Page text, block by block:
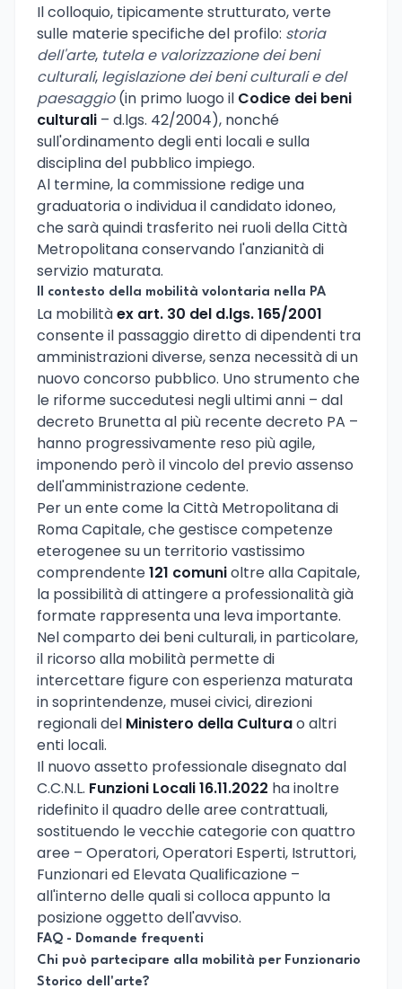
Il colloquio, tipicamente strutturato, verte
sulle materie specifiche del profilo: storia
dell'arte, tutela e valorizzazione dei beni
culturali, legislazione dei beni culturali e del
paesaggio(in primo luogo il Codice dei beni
culturali – d.lgs. 42/2004), nonché
sull'ordinamento degli enti locali e sulla
disciplina del pubblico impiego.
Al termine, la commissione redige una
graduatoria o individua il candidato idoneo,
che sarà quindi trasferito nei ruoli della Città
Metropolitana conservando l'anzianità di
servizio maturata.
Il contesto della mobilità volontaria nella PA
La mobilitàex art. 30 del d.lgs. 165/2001
consente il passaggio diretto di dipendenti tra
amministrazioni diverse, senza necessità di un
nuovo concorso pubblico. Uno strumento che
le riforme succedutesi negli ultimi anni – dal
decreto Brunetta al più recente decreto PA –
hanno progressivamente reso più agile,
imponendo però il vincolo del previo assenso
dell'amministrazione cedente.
Per un ente come la Città Metropolitana di
Roma Capitale, che gestisce competenze
eterogenee su un territorio vastissimo
comprendente121 comunioltre alla Capitale,
la possibilità di attingere a professionalità già
formate rappresenta una leva importante.
Nel comparto dei beni culturali, in particolare,
il ricorso alla mobilità permette di
intercettare figure con esperienza maturata
in soprintendenze, musei civici, direzioni
regionali del Ministero della Culturao altri
enti locali.
Il nuovo assetto professionale disegnato dal
C.C.N.L. Funzioni Locali 16.11.2022 ha inoltre
ridefinito il quadro delle aree contrattuali,
sostituendo le vecchie categorie con quattro
aree – Operatori, Operatori Esperti, Istruttori,
Funzionari ed Elevata Qualificazione –
all'interno delle quali si colloca appunto la
posizione oggetto dell'avviso.
FAQ - Domande frequenti
Chi può partecipare alla mobilità per Funzionario
Storico dell'arte?